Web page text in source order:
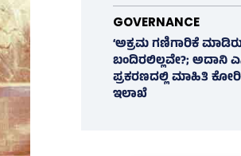
GOVERNANCE
‘ಅಕ್ರಮ ಗಣಿಗಾರಿಕೆ
ಬಂದಿರಲಿಲ್ಲವೇ?;
ಪ್ರಕರಣದಲ್ಲಿ ಮಾಹಿತಿ
ಇಲಾಖೆ